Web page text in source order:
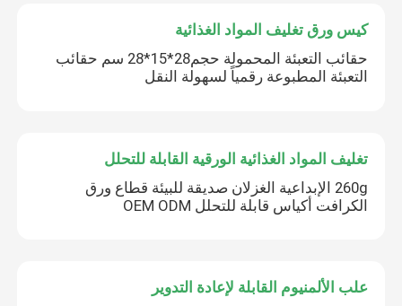
كيس ورق تغليف المواد الغذائية
حقائب التعبئة المحمولة حجم28*15*28 سم حقائب
التعبئة المطبوعة رقمياً لسهولة النقل
تغليف المواد الغذائية الورقية القابلة للتحلل
260g الإبداعية الغزلان صديقة للبيئة قطاع ورق
الكرافت أكياس قابلة للتحلل OEM ODM
علب الألمنيوم القابلة لإعادة التدوير